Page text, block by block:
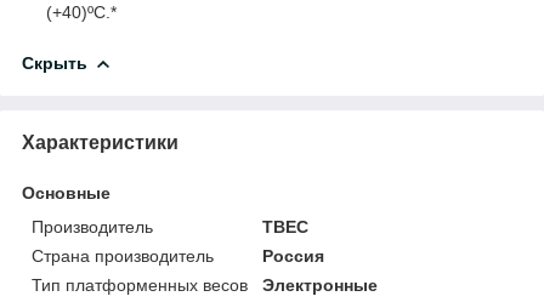
(+40)ºС.*
Скрыть
Характеристики
Основные
Производитель
ТВЕС
Страна производитель
Россия
Тип платформенных весов
Электронные